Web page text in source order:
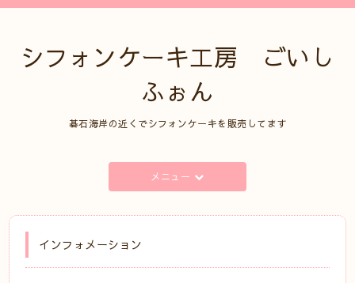
シフォンケーキ工房 ごいし
ふぉん
碁石海岸の近くでシフォンケーキを販売してます
メニュー
インフォメーション